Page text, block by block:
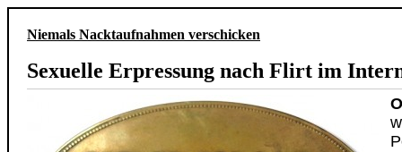
Niemals Nacktaufnahmen verschicken
Sexuelle Erpressung nach Flirt im